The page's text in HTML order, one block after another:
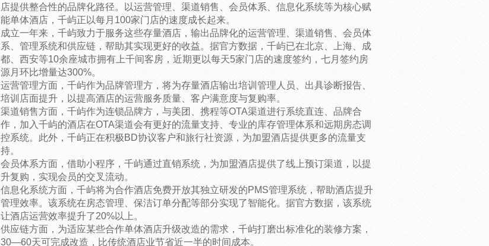
店提供整合性的品牌化路径。以运营管理、渠道销售、会员体系、信息化系统等为核心赋
能单体酒店，千屿正以每月100家门店的速度成长起来。
成立一年来，千屿致力于服务这些存量酒店，输出品牌化的运营管理、渠道销售、会员体
系、管理系统和供应链，帮助其实现更好的收益。据官方数据，千屿已在北京、上海、成
都、西安等10余座城市拥有上千间客房，近期更以每天5家门店的速度签约，七月签约房
源月环比增量达300%。
运营管理方面，千屿作为品牌管理方，将为存量酒店输出培训管理人员、出具诊断报告、
培训店面提升，以提高酒店的运营服务质量、客户满意度与复购率。
渠道销售方面，千屿作为连锁品牌方，与美团、携程等OTA渠道进行系统直连、品牌合
作，加入千屿的酒店在OTA渠道会有更好的流量支持、专业的库存管理体系和远期房态调
控系统。此外，千屿正在积极BD协议客户和旅行社资源，为加盟酒店提供更多的流量支
持。
会员体系方面，借助小程序，千屿通过直销系统，为加盟酒店提供了线上预订渠道，以提
升复购，实现会员的交叉流动。
信息化系统方面，千屿将为合作酒店免费开放其独立研发的PMS管理系统，帮助酒店提升
管理效率。该系统在房态管理、保洁订单分配等部分实现了智能化。据官方数据，该系统
让酒店运营效率提升了20%以上。
供应链方面，为适应某些合作单体酒店升级改造的需求，千屿打磨出标准化的装修方案，
30—60天可完成改造，比传统酒店业节省近一半的时间成本。